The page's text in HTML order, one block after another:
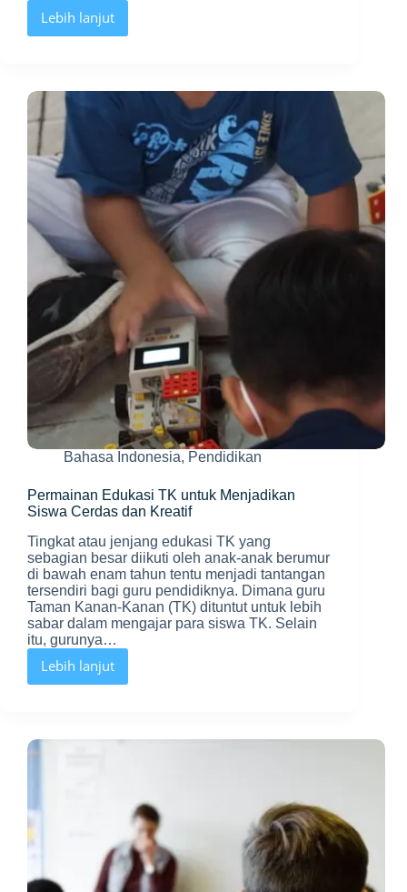
Lebih lanjut
Edukasi
Belajar
Academy
Bahasa Indonesia, Pendidikan
Permainan Edukasi TK untuk Menjadikan
Siswa Cerdas dan Kreatif
Tingkat atau jenjang edukasi TK yang
sebagian besar diikuti oleh anak-anak berumur
di bawah enam tahun tentu menjadi tantangan
tersendiri bagi guru pendidiknya. Dimana guru
Taman Kanan-Kanan (TK) dituntut untuk lebih
sabar dalam mengajar para siswa TK. Selain
itu, gurunya…
Lebih lanjut
Permainan
Edukasi